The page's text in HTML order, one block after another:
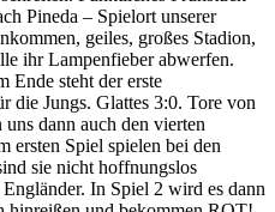
Pineda – Spielort unserer
geiles, großes Stadion,
ihr Lampenfieber abwerfen.
Ende steht der erste
die Jungs. Glattes 3:0. Tore von
dann auch den vierten
ersten Spiel spielen bei den
sie nicht hoffnungslos
In Spiel 2 wird es dann